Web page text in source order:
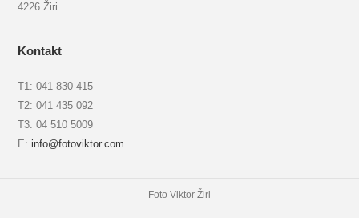
4226 Žiri
Kontakt
T1: 041 830 415
T2: 041 435 092
T3: 04 510 5009
E: info@fotoviktor.com
Foto Viktor Žiri